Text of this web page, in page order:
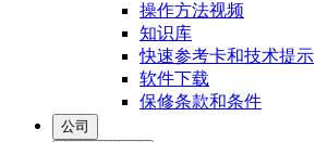
操作方法视频
知识库
快速参考卡和技术提示
软件下载
保修条款和条件
公司